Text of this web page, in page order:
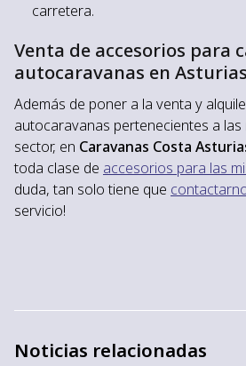
carretera.
Venta de accesorios para
autocaravanas en Asturias
Además de poner a la venta y
autocaravanas pertenecientes a
sector, en Caravanas Costa
toda clase de accesorios para las
duda, tan solo tiene que
servicio!
Noticias relacionadas